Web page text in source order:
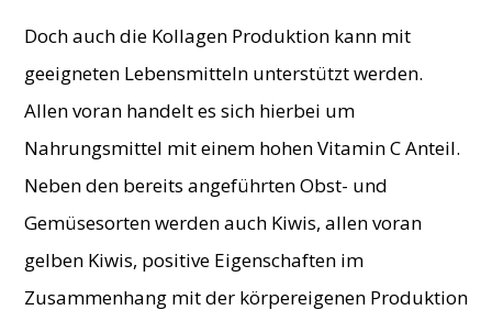
Doch auch die Kollagen Produktion kann mit
geeigneten Lebensmitteln unterstützt werden.
Allen voran handelt es sich hierbei um
Nahrungsmittel mit einem hohen Vitamin C Anteil.
Neben den bereits angeführten Obst- und
Gemüsesorten werden auch Kiwis, allen voran
gelben Kiwis, positive Eigenschaften im
Zusammenhang mit der körpereigenen Produktion